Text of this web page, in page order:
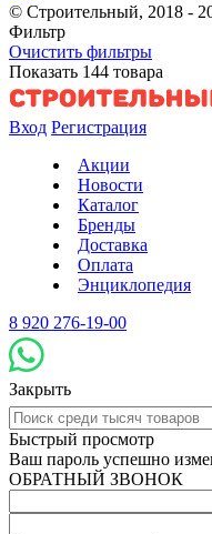
© Строительный, 2018 -
Фильтр
Очистить фильтры
Показать 144 товара
Вход Регистрация
Акции
Новости
Каталог
Бренды
Доставка
Оплата
Энциклопедия
8 920 276-19-00
Закрыть
Быстрый просмотр
Ваш пароль успешно
ОБРАТНЫЙ ЗВОНОК